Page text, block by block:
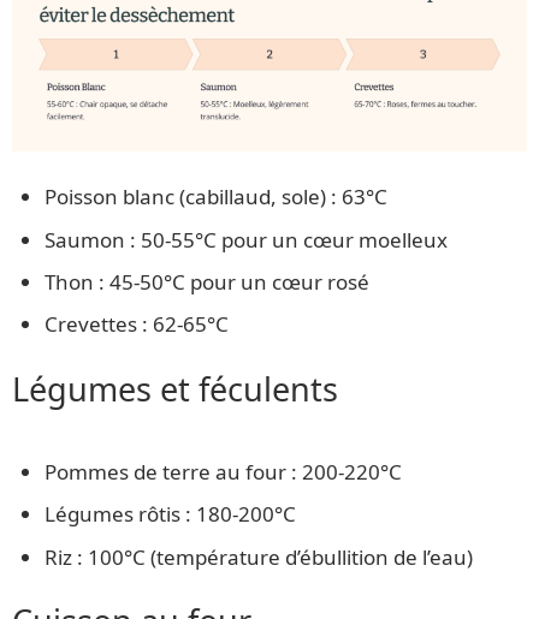
Poisson blanc (cabillaud, sole) : 63°C
Saumon : 50-55°C pour un cœur moelleux
Thon : 45-50°C pour un cœur rosé
Crevettes : 62-65°C
Légumes et féculents
Pommes de terre au four : 200-220°C
Légumes rôtis : 180-200°C
Riz : 100°C (température d’ébullition de l’eau)